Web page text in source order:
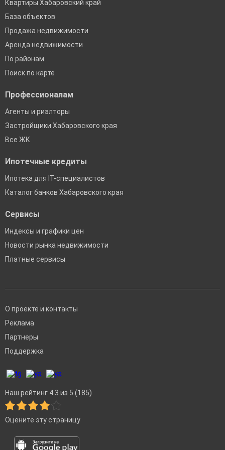
Квартиры Хабаровский край
База объектов
Продажа недвижимости
Аренда недвижимости
По районам
Поиск по карте
Профессионалам
Агенты и риэлторы
Застройщики Хабаровского края
Все ЖК
Ипотечные кредиты
Ипотека для IT-специалистов
Каталог банков Хабаровского края
Сервисы
Индексы и графики цен
Новости рынка недвижимости
Платные сервисы
О проекте и контакты
Реклама
Партнеры
Поддержка
Наш рейтинг 4.3 из 5 (185)
Оцените эту страницу